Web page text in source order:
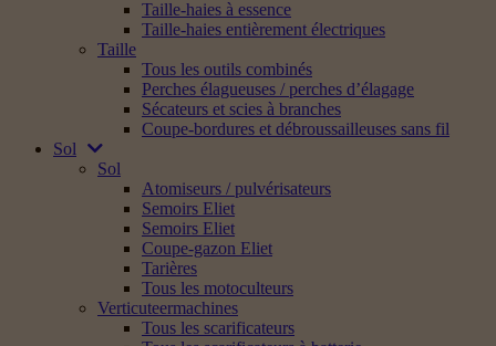
Taille-haies à essence
Taille-haies entièrement électriques
Taille
Tous les outils combinés
Perches élagueuses / perches d’élagage
Sécateurs et scies à branches
Coupe-bordures et débroussailleuses sans fil
Sol
Sol
Atomiseurs / pulvérisateurs
Semoirs Eliet
Semoirs Eliet
Coupe-gazon Eliet
Tarières
Tous les motoculteurs
Verticuteermachines
Tous les scarificateurs